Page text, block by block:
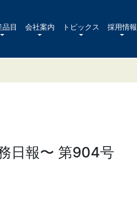
目 会社案内 トピックス 採用情報
日報〜 第904号